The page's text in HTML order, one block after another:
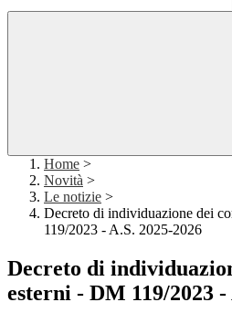
Home >
Novità >
Le notizie >
Decreto di individuazione dei
119/2023 - A.S. 2025-2026
Decreto di
esterni - DM 119/2023 -